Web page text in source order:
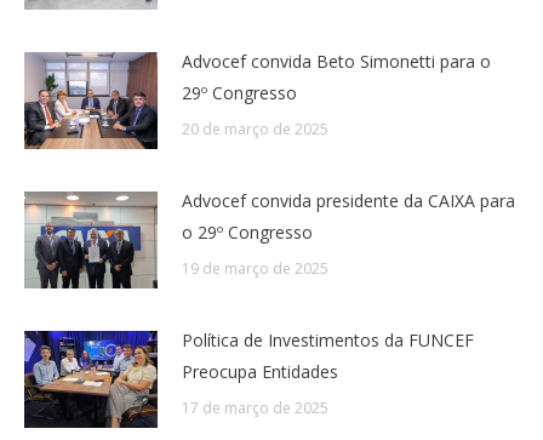
Advocef convida Beto Simonetti para o
29º Congresso
20 de março de 2025
Advocef convida presidente da CAIXA para
o 29º Congresso
19 de março de 2025
Política de Investimentos da FUNCEF
Preocupa Entidades
17 de março de 2025